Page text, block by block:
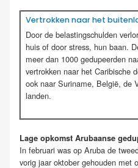
Vertrokken naar het
Door de belastingschulden
huis of door stress, hun baan.
meer dan 1000 gedupeerden
vertrokken naar het Caribische
ook naar Suriname, België, de
landen.
Lage opkomst Arubaanse
In februari was op Aruba de
vorig jaar oktober gehouden met